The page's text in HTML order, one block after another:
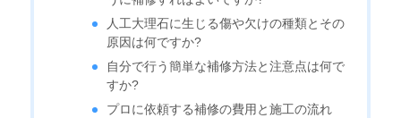
人工大理石に生じる傷や欠けの種類とその
原因は何ですか?
自分で行う簡単な補修方法と注意点は何で
すか?
プロに依頼する補修の費用と施工の流れ